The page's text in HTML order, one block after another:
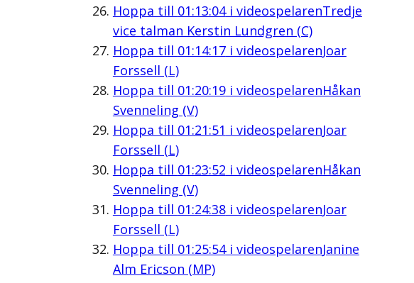
Hoppa till 01:13:04i videospelarenTredje
vice talman Kerstin Lundgren (C)
Hoppa till 01:14:17i videospelarenJoar
Forssell (L)
Hoppa till 01:20:19i videospelarenHåkan
Svenneling (V)
Hoppa till 01:21:51 i videospelarenJoar
Forssell (L)
Hoppa till 01:23:52 i videospelarenHåkan
Svenneling (V)
Hoppa till 01:24:38i videospelarenJoar
Forssell (L)
Hoppa till 01:25:54i videospelarenJanine
Alm Ericson (MP)